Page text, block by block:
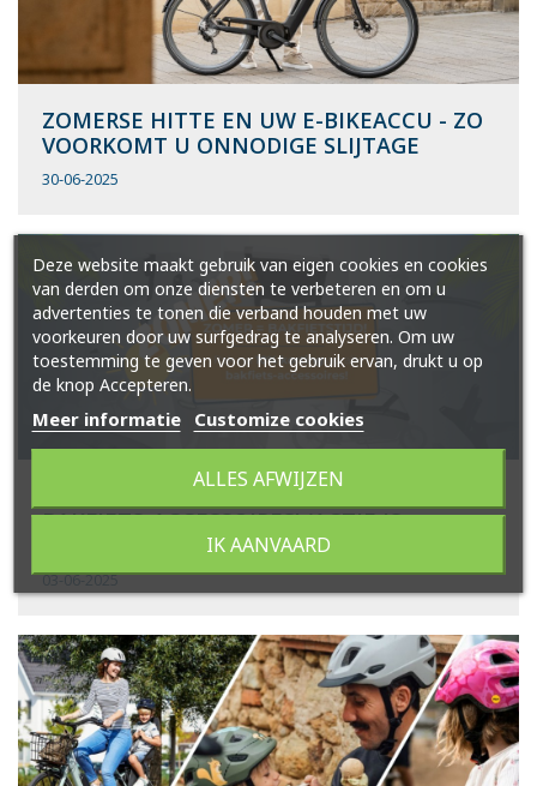
ZOMERSE HITTE EN UW E-BIKEACCU - ZO
VOORKOMT U ONNODIGE SLIJTAGE
30-06-2025
ZOMERACTIE: 10% KORTING OP ALLE
BAKFIETS-ACCESSOIRES! (ACTIE IS
03-06-2025
Deze website maakt gebruik van eigen cookies en cookies
van derden om onze diensten te verbeteren en om u
advertenties te tonen die verband houden met uw
voorkeuren door uw surfgedrag te analyseren. Om uw
toestemming te geven voor het gebruik ervan, drukt u op
de knop Accepteren.
Meer informatie Customize cookies
ALLES AFWIJZEN
IK AANVAARD